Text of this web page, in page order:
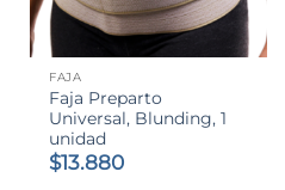
FAJA
Faja Preparto
Universal, Blunding, 1
unidad
$13.880